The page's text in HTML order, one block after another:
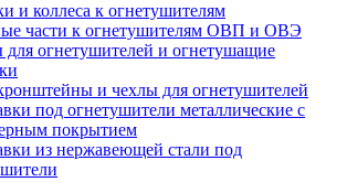
и коллеса к огнетушителям
части к огнетушителям ОВП и ОВЭ
для огнетушителей и огнетушащие
и чехлы для огнетушителей
под огнетушители металлические с
покрытием
из нержавеющей стали под